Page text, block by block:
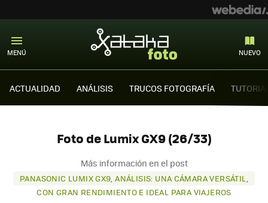
MENÚ NUEVO
ACTUALIDAD ANÁLISIS TRUCOS FOTOGRAFÍA
Foto de Lumix GX9 (26/33)
Más información en el post
PANASONIC LUMIX GX9, ANÁLISIS: UNA CÁMARA VERSÁTIL,
CON GRAN RENDIMIENTO E IDEAL PARA VIAJEROS